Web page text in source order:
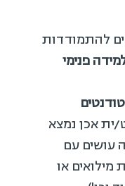
להתמודדות
פנימי
ית אכן נמצא
עושים עם
או